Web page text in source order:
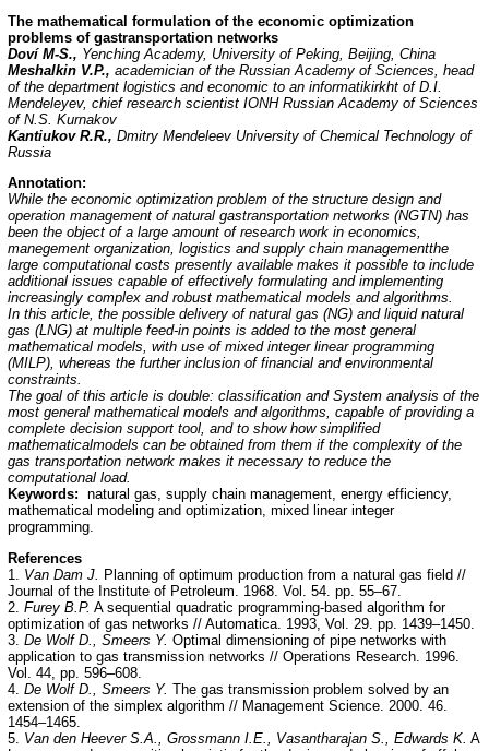
The mathematical formulation of the economic optimization
problems of gastransportation networks
Doví M-S., Yenching Academy, University of Peking, Beijing, China
Meshalkin V.P., academician of the Russian Academy of Sciences, head
of the department logistics and economic to an informatikirkht of D.I.
Mendeleyev, chief research scientist IONH Russian Academy of Sciences
of N.S. Kurnakov
Kantiukov R.R., Dmitry Mendeleev University of Chemical Technology of
Russia
Annotation:
While the economic optimization problem of the structure design and
operation management of natural gastransportation networks (NGTN) has
been the object of a large amount of research work in economics,
manegement organization, logistics and supply chain managementthe
large computational costs presently available makes it possible to include
additional issues capable of effectively formulating and implementing
increasingly complex and robust mathematical models and algorithms.
In this article, the possible delivery of natural gas (NG) and liquid natural
gas (LNG) at multiple feed-in points is added to the most general
mathematical models, with use of mixed integer linear programming
(MILP), whereas the further inclusion of financial and environmental
constraints.
The goal of this article is double: classification and System analysis of the
most general mathematical models and algorithms, capable of providing a
complete decision support tool, and to show how simplified
mathematicalmodels can be obtained from them if the complexity of the
gas transportation network makes it necessary to reduce the
computational load.
Keywords: natural gas, supply chain management, energy efficiency,
mathematical modeling and optimization, mixed linear integer
programming.
References
1. Van Dam J.
Planning of optimum production from a natural gas field //
Journal of the Institute of Petroleum. 1968. Vol. 54. pp. 55–67.
2. Furey B.P. A sequential quadratic programming-based algorithm for
optimization of gas networks // Automatica. 1993, Vol. 29. pp. 1439–1450.
3. De Wolf D., Smeers Y. Optimal dimensioning of pipe networks with
application to gas transmission networks // Operations Research. 1996.
Vol. 44, pp. 596–608.
4. De Wolf D., Smeers Y. The gas transmission problem solved by an
extension of the simplex algorithm // Management Science. 2000. 46.
1454–1465.
5. Van den Heever S.A., Grossmann I.E., Vasantharajan S., Edwards K. A